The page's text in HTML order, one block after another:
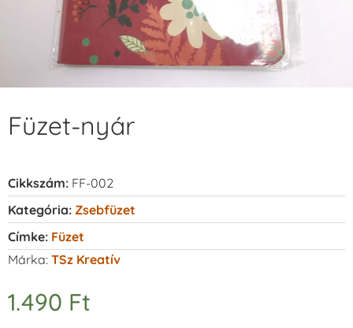
Füzet-nyár
Cikkszám: FF-002
Kategória: Zsebfüzet
Címke: Füzet
Márka: TSz Kreatív
1.490 Ft